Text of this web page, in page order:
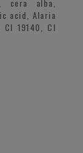
cera alba,
acid, Alaria
19140, CI